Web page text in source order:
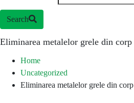
Search
Eliminarea metalelor grele din corp
Home
Uncategorized
Eliminarea metalelor grele din corp